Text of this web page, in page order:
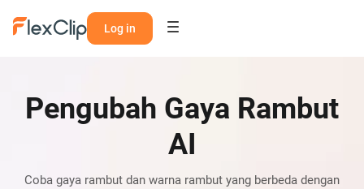
Log in
Pengubah Gaya Rambut
AI
Coba gaya rambut dan warna rambut yang berbeda dengan